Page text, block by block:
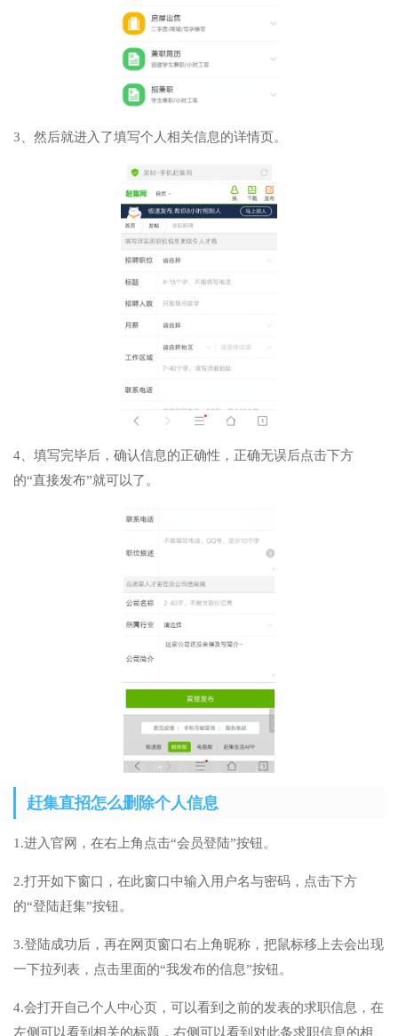
3、然后就进入了填写个人相关信息的详情页。
4、填写完毕后，确认信息的正确性，正确无误后点击下方
的“直接发布”就可以了。
赶集直招怎么删除个人信息
1.进入官网，在右上角点击“会员登陆”按钮。
2.打开如下窗口，在此窗口中输入用户名与密码，点击下方
的“登陆赶集”按钮。
3.登陆成功后，再在网页窗口右上角昵称，把鼠标移上去会出现
一下拉列表，点击里面的“我发布的信息”按钮。
4.会打开自己个人中心页，可以看到之前的发表的求职信息，在
左侧可以看到相关的标题，右侧可以看到对此条求职信息的相